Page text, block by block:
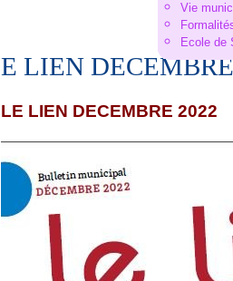
Vie
Ecole de
E LIEN
LE LIEN DECEMBRE 2022